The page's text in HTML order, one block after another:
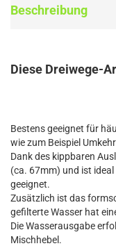
Beschreibung
Diese Dreiwege-
Bestens geeignet für
wie zum Beispiel
Dank des kippbaren
(ca. 67mm) und ist
geeignet.
Zusätzlich ist das
gefilterte Wasser hat
Die Wasserausgabe
Mischhebel.